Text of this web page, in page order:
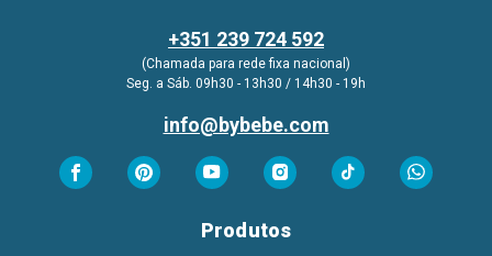
+351 239 724 592
(Chamada para rede fixa nacional)
Seg. a Sáb. 09h30 - 13h30 / 14h30 - 19h
info@bybebe.com
Produtos